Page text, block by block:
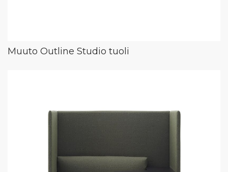
Muuto Outline Studio tuoli